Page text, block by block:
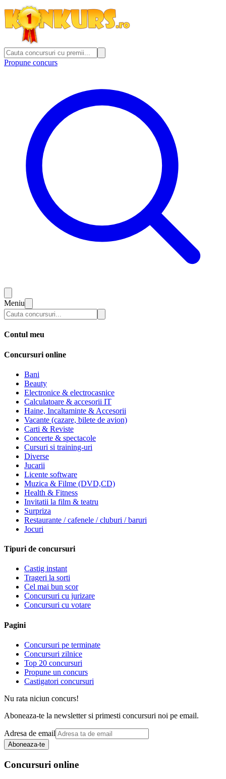
Propune concurs
Meniu
Contul meu
Concursuri online
Bani
Beauty
Electronice & electrocasnice
Calculatoare & accesorii IT
Haine, Incaltaminte & Accesorii
Vacante (cazare, bilete de avion)
Carti & Reviste
Concerte & spectacole
Cursuri si training-uri
Diverse
Jucarii
Licente software
Muzica & Filme (DVD,CD)
Health & Fitness
Invitatii la film & teatru
Surpriza
Restaurante / cafenele / cluburi / baruri
Jocuri
Tipuri de concursuri
Castig instant
Trageri la sorti
Cel mai bun scor
Concursuri cu jurizare
Concursuri cu votare
Pagini
Concursuri pe terminate
Concursuri zilnice
Top 20 concursuri
Propune un concurs
Castigatori concursuri
Nu rata niciun concurs!
Aboneaza-te la newsletter si primesti concursuri noi pe email.
Adresa de email
Aboneaza-te
Concursuri online